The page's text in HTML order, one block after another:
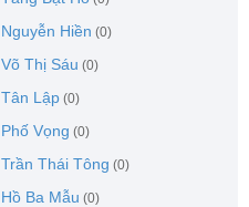
Nguyễn Hiền (0)
Võ Thị Sáu (0)
Tân Lập (0)
Phố Vọng (0)
Trần Thái Tông (0)
Hồ Ba Mẫu (0)